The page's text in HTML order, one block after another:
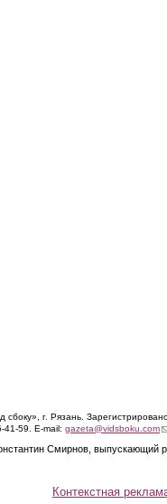
сбоку», г. Рязань.
59. E-mail: gazeta@vidsboku.com
Смирнов, выпускающий
Контекстная